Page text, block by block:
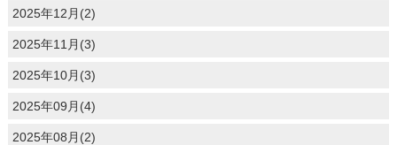
2025年12月(2)
2025年11月(3)
2025年10月(3)
2025年09月(4)
2025年08月(2)